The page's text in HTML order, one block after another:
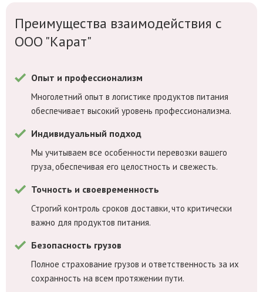
Преимущества взаимодействия с
ООО "Карат"
Опыт и профессионализм
Многолетний опыт в логистике продуктов питания
обеспечивает высокий уровень профессионализма.
Индивидуальный подход
Мы учитываем все особенности перевозки вашего
груза, обеспечивая его целостность и свежесть.
Точность и своевременность
Строгий контроль сроков доставки, что критически
важно для продуктов питания.
Безопасность грузов
Полное страхование грузов и ответственность за их
сохранность на всем протяжении пути.